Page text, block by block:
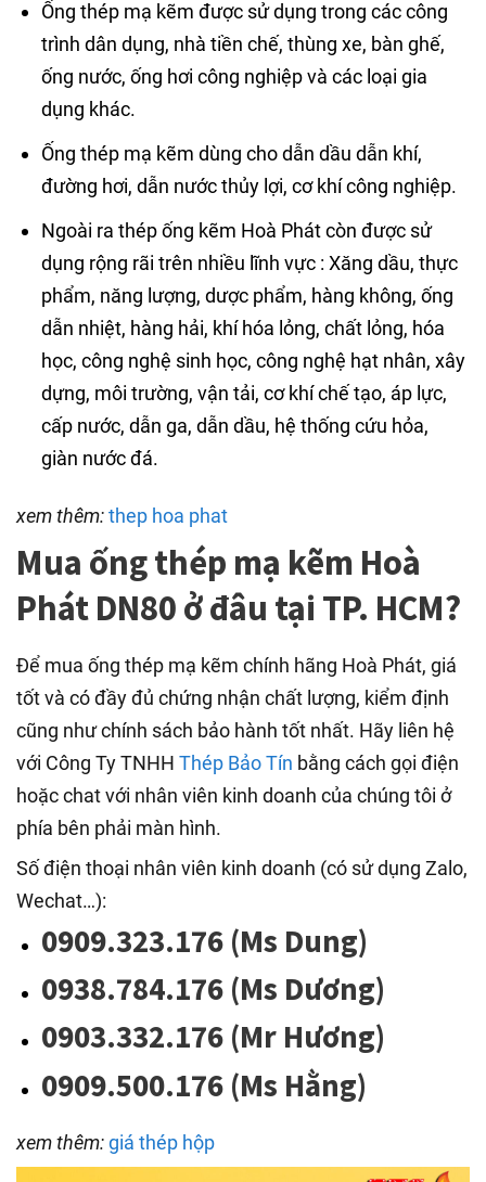
Ống thép mạ kẽm được sử dụng trong các công
trình dân dụng, nhà tiền chế, thùng xe, bàn ghế,
ống nước, ống hơi công nghiệp và các loại gia
dụng khác.
Ống thép mạ kẽm dùng cho dẫn dầu dẫn khí,
đường hơi, dẫn nước thủy lợi, cơ khí công nghiệp.
Ngoài ra thép ống kẽm Hoà Phát còn được sử
dụng rộng rãi trên nhiều lĩnh vực : Xăng dầu, thực
phẩm, năng lượng, dược phẩm, hàng không, ống
dẫn nhiệt, hàng hải, khí hóa lỏng, chất lỏng, hóa
học, công nghệ sinh học, công nghệ hạt nhân, xây
dựng, môi trường, vận tải, cơ khí chế tạo, áp lực,
cấp nước, dẫn ga, dẫn dầu, hệ thống cứu hỏa,
giàn nước đá.
xem thêm:thep hoa phat
Mua ống thép mạ kẽm Hoà
Phát DN80 ở đâu tại TP. HCM?
Để mua ống thép mạ kẽm chính hãng Hoà Phát, giá
tốt và có đầy đủ chứng nhận chất lượng, kiểm định
cũng như chính sách bảo hành tốt nhất. Hãy liên hệ
với Công Ty TNHH Thép Bảo Tín bằng cách gọi điện
hoặc chat với nhân viên kinh doanh của chúng tôi ở
phía bên phải màn hình.
Số điện thoại nhân viên kinh doanh (có sử dụng Zalo,
Wechat…):
0909.323.176 (Ms Dung)
0938.784.176 (Ms Dương)
0903.332.176 (Mr Hương)
0909.500.176 (Ms Hằng)
xem thêm:giá thép hộp